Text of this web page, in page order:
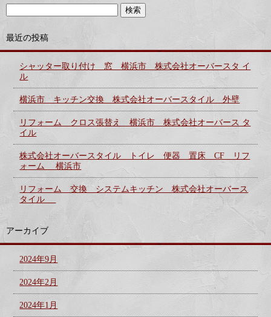
最近の投稿
シャッター取り付け 窓 横浜市 株式会社オーバースタ イ
ル
横浜市 キッチン交換 株式会社オーバースタイル 外壁
リフォーム クロス張替え 横浜市 株式会社オーバース タ
イル
株式会社オーバースタイル トイレ 便器 置床 CF リフ
ォーム 横浜市
リフォーム 交換 システムキッチン 株式会社オーバース
タイル
アーカイブ
2024年9月
2024年2月
2024年1月